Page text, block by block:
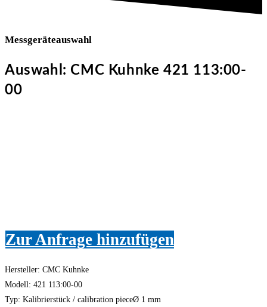
Messgeräteauswahl
Auswahl: CMC Kuhnke 421 113:00-
00
Zur Anfrage hinzufügen
Hersteller: CMC Kuhnke
Modell: 421 113:00-00
Typ: Kalibrierstück / calibration pieceØ 1 mm